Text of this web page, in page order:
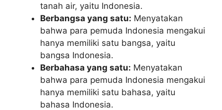
tanah air, yaitu Indonesia.
Berbangsa yang satu: Menyatakan
bahwa para pemuda Indonesia mengakui
hanya memiliki satu bangsa, yaitu
bangsa Indonesia.
Berbahasa yang satu: Menyatakan
bahwa para pemuda Indonesia mengakui
hanya memiliki satu bahasa, yaitu
bahasa Indonesia.